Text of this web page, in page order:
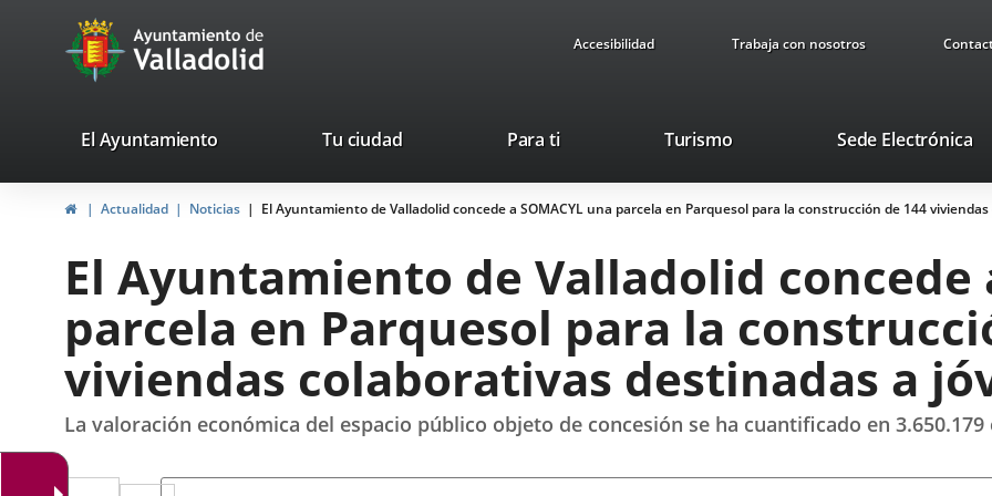
Portal
Web
Ayuntamiento
de
Accesibilidad Trabaja con nosotros
valladolid.es
El Ayuntamiento Tu ciudad Para ti TurismoEste
se
abrirá
una
ventana
Sede Electrónica
InicioActualidad Noticias El Ayuntamiento de Valladolid concede a SOMACYL una parcela en Parquesol para la construcción de 144
El Ayuntamiento de Valladolid concede
parcela en Parquesol para la
viviendas colaborativas destinadas a
La valoración económica del espacio público objeto de concesión se ha cuantificado en 3.650.179